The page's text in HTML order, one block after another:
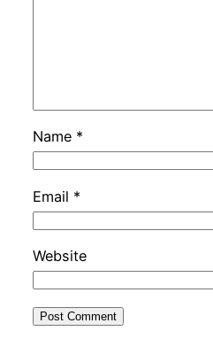
Name *
Email *
Website